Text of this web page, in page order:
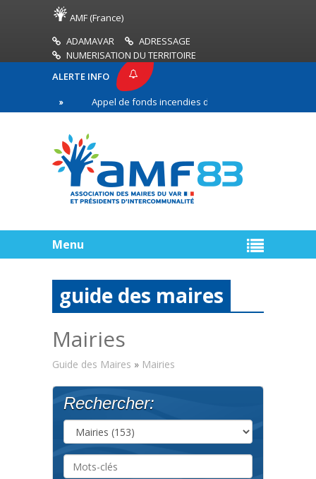
AMF (France)
ADAMAVAR
ADRESSAGE
NUMERISATION DU TERRITOIRE
ALERTE INFO
Appel de fonds incendies de forêt
Menu
guide des maires
Mairies
Guide des Maires » Mairies
Rechercher: